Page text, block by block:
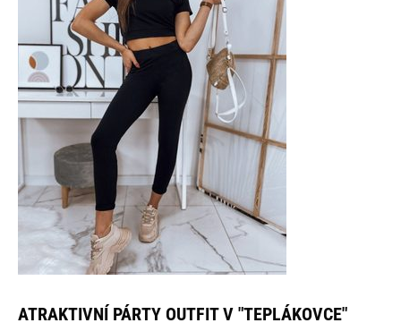
ATRAKTIVNÍ PÁRTY OUTFIT V "TEPLÁKOVCE"